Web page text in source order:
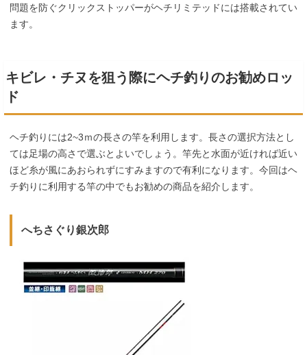
問題を防ぐクリックストッパーがヘチリミテッドには搭載されてい
ます。
キビレ・チヌを狙う際にヘチ釣りのお勧めロッ
ド
ヘチ釣りには2~3ｍの長さの竿を利用します。長さの選択方法とし
ては足場の高さで選ぶとよいでしょう。竿先と水面が近ければ近い
ほど糸が風にあおられずにすみますので有利になります。今回はヘ
チ釣りに利用する竿の中でもお勧めの商品を紹介します。
へちさぐり銀次郎